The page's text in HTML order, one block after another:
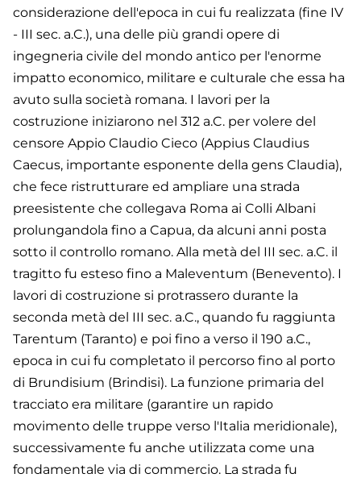
considerazione dell'epoca in cui fu realizzata (fine IV
- III sec. a.C.), una delle più grandi opere di
ingegneria civile del mondo antico per l'enorme
impatto economico, militare e culturale che essa ha
avuto sulla società romana. I lavori per la
costruzione iniziarono nel 312 a.C. per volere del
censore Appio Claudio Cieco (Appius Claudius
Caecus, importante esponente della gens Claudia),
che fece ristrutturare ed ampliare una strada
preesistente che collegava Roma ai Colli Albani
prolungandola fino a Capua, da alcuni anni posta
sotto il controllo romano. Alla metà del III sec. a.C. il
tragitto fu esteso fino a Maleventum (Benevento). I
lavori di costruzione si protrassero durante la
seconda metà del III sec. a.C., quando fu raggiunta
Tarentum (Taranto) e poi fino a verso il 190 a.C.,
epoca in cui fu completato il percorso fino al porto
di Brundisium (Brindisi). La funzione primaria del
tracciato era militare (garantire un rapido
movimento delle truppe verso l'Italia meridionale),
successivamente fu anche utilizzata come una
fondamentale via di commercio. La strada fu